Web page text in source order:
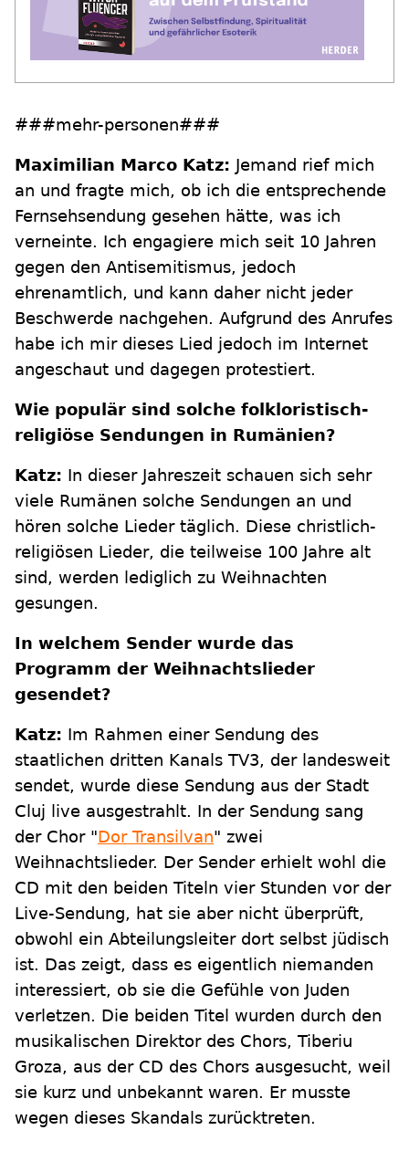
###mehr-personen###
Maximilian Marco Katz: Jemand rief mich
an und fragte mich, ob ich die entsprechende
Fernsehsendung gesehen hätte, was ich
verneinte. Ich engagiere mich seit 10 Jahren
gegen den Antisemitismus, jedoch
ehrenamtlich, und kann daher nicht jeder
Beschwerde nachgehen. Aufgrund des Anrufes
habe ich mir dieses Lied jedoch im Internet
angeschaut und dagegen protestiert.
Wie populär sind solche folkloristisch-
religiöse Sendungen in Rumänien?
Katz: In dieser Jahreszeit schauen sich sehr
viele Rumänen solche Sendungen an und
hören solche Lieder täglich. Diese christlich-
religiösen Lieder, die teilweise 100 Jahre alt
sind, werden lediglich zu Weihnachten
gesungen.
In welchem Sender wurde das
Programm der Weihnachtslieder
gesendet?
Katz: Im Rahmen einer Sendung des
staatlichen dritten Kanals TV3, der landesweit
sendet, wurde diese Sendung aus der Stadt
Cluj live ausgestrahlt. In der Sendung sang
der Chor "Dor Transilvan" zwei
Weihnachtslieder. Der Sender erhielt wohl die
CD mit den beiden Titeln vier Stunden vor der
Live-Sendung, hat sie aber nicht überprüft,
obwohl ein Abteilungsleiter dort selbst jüdisch
ist. Das zeigt, dass es eigentlich niemanden
interessiert, ob sie die Gefühle von Juden
verletzen. Die beiden Titel wurden durch den
musikalischen Direktor des Chors, Tiberiu
Groza, aus der CD des Chors ausgesucht, weil
sie kurz und unbekannt waren. Er musste
wegen dieses Skandals zurücktreten.